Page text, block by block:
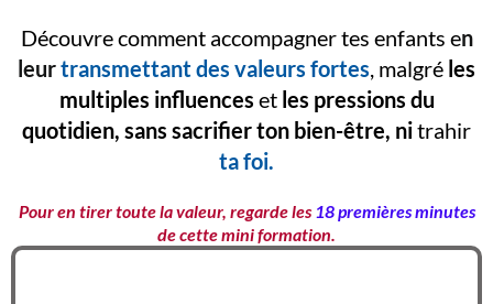
Découvre comment accompagner tes enfants en
leurtransmettant des valeurs fortes, malgré les
multiples influences et les pressions du
quotidien, sans sacrifier ton bien-être, nitrahir
ta foi.
Pour en tirer toute la valeur, regarde les 18 premières minutes
de cette mini formation.